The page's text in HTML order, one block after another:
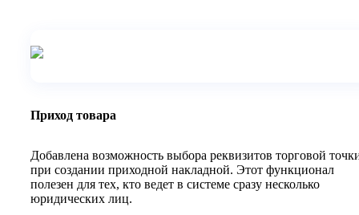
Приход товара
Добавлена возможность выбора реквизитов торговой
при создании приходной накладной. Этот функционал
полезен для тех, кто ведет в системе сразу несколько
юридических лиц.